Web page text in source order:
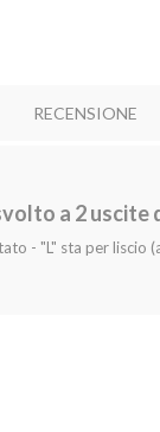
RECENSIONE
a 2 uscite
- "L" sta per liscio